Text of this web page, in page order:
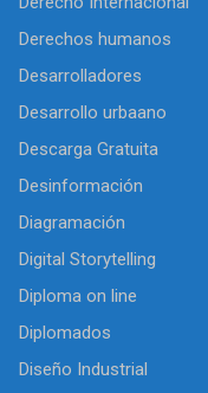
Derechos humanos
Desarrolladores
Desarrollo urbaano
Descarga Gratuita
Desinformación
Diagramación
Digital Storytelling
Diploma on line
Diplomados
Diseño Industrial